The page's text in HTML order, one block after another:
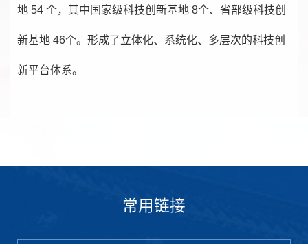
地 54 个，其中国家级科技创新基地 8个、省部级科技创
新基地 46个。形成了立体化、系统化、多层次的科技创
新平台体系。
常用链接